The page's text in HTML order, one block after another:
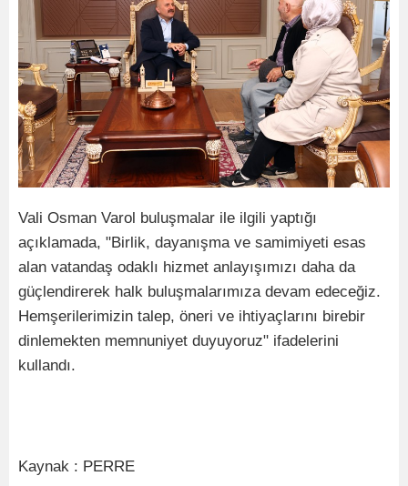
Vali Osman Varol buluşmalar ile ilgili yaptığı
açıklamada, "Birlik, dayanışma ve samimiyeti esas
alan vatandaş odaklı hizmet anlayışımızı daha da
güçlendirerek halk buluşmalarımıza devam edeceğiz.
Hemşerilerimizin talep, öneri ve ihtiyaçlarını birebir
dinlemekten memnuniyet duyuyoruz" ifadelerini
kullandı.
Kaynak : PERRE